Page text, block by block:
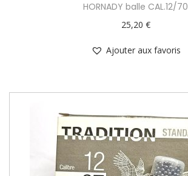
HORNADY balle CAL.12/70
25,20 €
Ajouter aux favoris